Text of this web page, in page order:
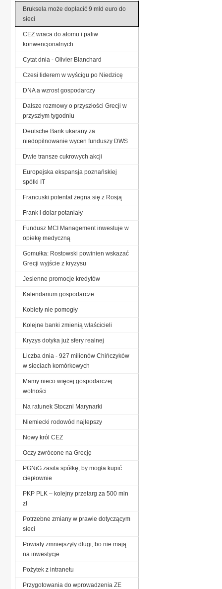
Bruksela może dopłacić 9 mld euro do
sieci
CEZ wraca do atomu i paliw
konwencjonalnych
Cytat dnia - Olivier Blanchard
Czesi liderem w wyścigu po Niedzicę
DNA a wzrost gospodarczy
Dalsze rozmowy o przyszłości Grecji w
przyszłym tygodniu
Deutsche Bank ukarany za
niedopilnowanie wycen funduszy DWS
Dwie transze cukrowych akcji
Europejska ekspansja poznańskiej
spółki IT
Francuski potentat żegna się z Rosją
Frank i dolar potaniały
Fundusz MCI Management inwestuje w
opiekę medyczną
Gomułka: Rostowski powinien wskazać
Grecji wyjście z kryzysu
Jesienne promocje kredytów
Kalendarium gospodarcze
Kobiety nie pomogły
Kolejne banki zmienią właścicieli
Kryzys dotyka już sfery realnej
Liczba dnia - 927 milionów Chińczyków
w sieciach komórkowych
Mamy nieco więcej gospodarczej
wolności
Na ratunek Stoczni Marynarki
Niemiecki rodowód najlepszy
Nowy król CEZ
Oczy zwrócone na Grecję
PGNiG zasila spółkę, by mogła kupić
ciepłownie
PKP PLK – kolejny przetarg za 500 mln
zł
Potrzebne zmiany w prawie dotyczącym
sieci
Powiaty zmniejszyły długi, bo nie mają
na inwestycje
Pożytek z intranetu
Przygotowania do wprowadzenia ZE